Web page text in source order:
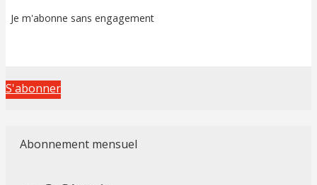
Je m'abonne sans engagement
S'abonner
Abonnement mensuel